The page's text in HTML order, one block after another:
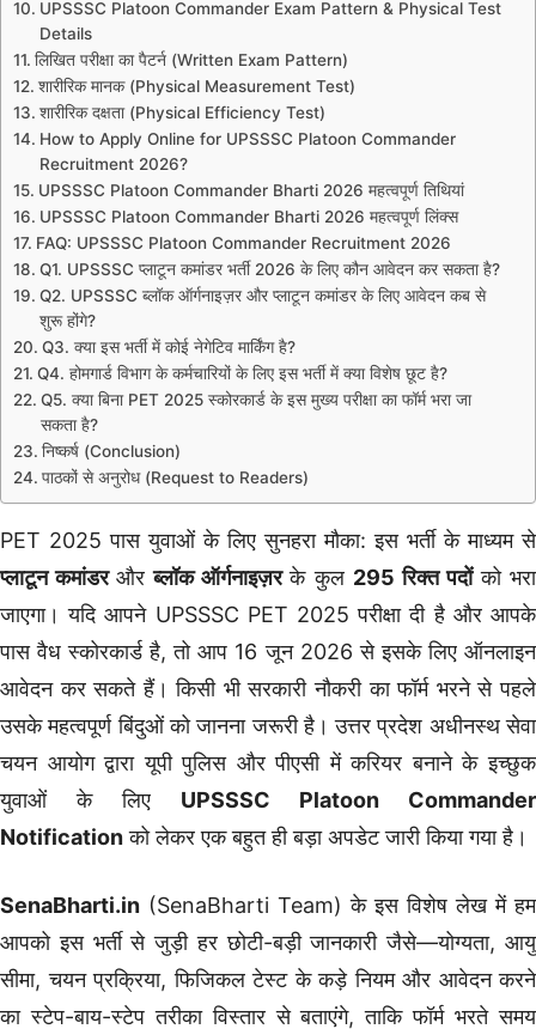
UPSSSC Platoon Commander Exam Pattern & Physical Test
Details
लिखित परीक्षा का पैटर्न (Written Exam Pattern)
शारीरिक मानक (Physical Measurement Test)
शारीरिक दक्षता (Physical Efficiency Test)
How to Apply Online for UPSSSC Platoon Commander
Recruitment 2026?
UPSSSC Platoon Commander Bharti 2026 महत्वपूर्ण तिथियां
UPSSSC Platoon Commander Bharti 2026 महत्वपूर्ण लिंक्स
FAQ: UPSSSC Platoon Commander Recruitment 2026
Q1. UPSSSC प्लाटून कमांडर भर्ती 2026 के लिए कौन आवेदन कर सकता है?
Q2. UPSSSC ब्लॉक ऑर्गनाइज़र और प्लाटून कमांडर के लिए आवेदन कब से
शुरू होंगे?
Q3. क्या इस भर्ती में कोई नेगेटिव मार्किंग है?
Q4. होमगार्ड विभाग के कर्मचारियों के लिए इस भर्ती में क्या विशेष छूट है?
Q5. क्या बिना PET 2025 स्कोरकार्ड के इस मुख्य परीक्षा का फॉर्म भरा जा
सकता है?
निष्कर्ष (Conclusion)
पाठकों से अनुरोध (Request to Readers)
PET 2025 पास युवाओं के लिए सुनहरा मौका: इस भर्ती के माध्यम से
प्लाटून कमांडरऔरब्लॉक ऑर्गनाइज़रके कुल 295 रिक्त पदोंको भरा
जाएगा। यदि आपने UPSSSC PET 2025 परीक्षा दी है और आपके
पास वैध स्कोरकार्ड है, तो आप 16 जून 2026 से इसके लिए ऑनलाइन
आवेदन कर सकते हैं। किसी भी सरकारी नौकरी का फॉर्म भरने से पहले
उसके महत्वपूर्ण बिंदुओं को जानना जरूरी है। उत्तर प्रदेश अधीनस्थ सेवा
चयन आयोग द्वारा यूपी पुलिस और पीएसी में करियर बनाने के इच्छुक
युवाओं के लिए UPSSSC Platoon Commander
Notificationको लेकर एक बहुत ही बड़ा अपडेट जारी किया गया है।
SenaBharti.in (SenaBharti Team) के इस विशेष लेख में हम
आपको इस भर्ती से जुड़ी हर छोटी-बड़ी जानकारी जैसे—योग्यता, आयु
सीमा, चयन प्रक्रिया, फिजिकल टेस्ट के कड़े नियम और आवेदन करने
का स्टेप-बाय-स्टेप तरीका विस्तार से बताएंगे, ताकि फॉर्म भरते समय